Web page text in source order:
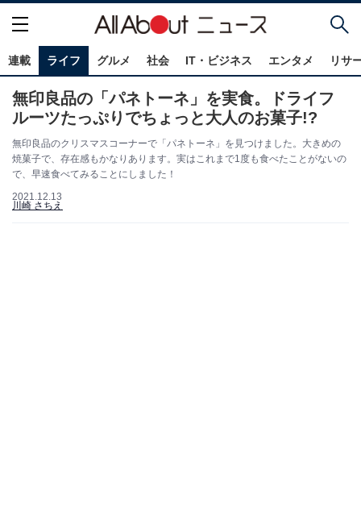
連載 ライフ グルメ 社会 IT・ビジネス エンタメ リサ
無印良品の「パネトーネ」を実食。ドライフ
ルーツたっぷりでちょっと大人のお菓子!?
無印良品のクリスマスコーナーで「パネトーネ」を見つけました。大きめの
焼菓子で、存在感もかなりあります。実はこれまで1度も食べたことがないの
で、早速食べてみることにしました！
2021.12.13
川崎 さちえ